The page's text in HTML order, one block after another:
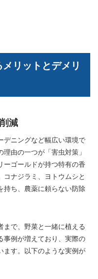
リットとデメリ
減
デニングなど幅広い環境で
由の一つが「害虫対策」
ーゴールドが持つ特有の香
コナジラミ、ヨトウムシと
持ち、農薬に頼らない防除
まで、野菜と一緒に植える
事例が増えており、実際の
ます。以下のような実例が